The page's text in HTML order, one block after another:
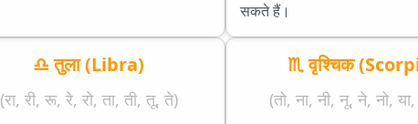
सकते हैं।
♎ तुला (Libra)
(रा, री, रू, रे, रो, ता, ती, तू, ते)
♏ वृश्चिक
(तो, ना, नी, नू, ने, नो,